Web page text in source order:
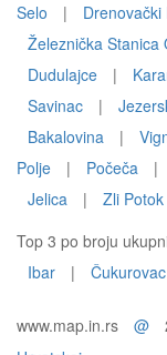
Selo
| Drenovački
Železnička Stanica
Dudulajce
|
Savinac
|
Bakalovina
|
Polje
| Počeča |
Jelica
| Zli Potok
Top 3 po broju
Ibar
| Čukurovac
www.map.in.rs @